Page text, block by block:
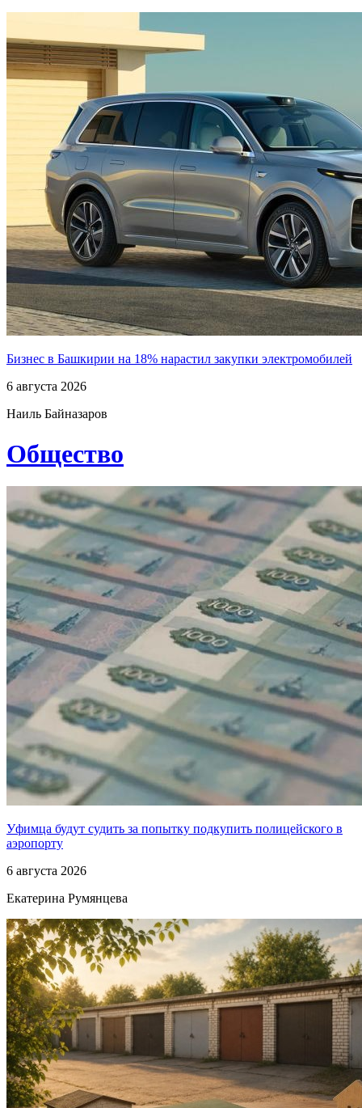
Бизнес в Башкирии на 18% нарастил закупки электромобилей
6 августа 2026
Наиль Байназаров
Общество
Уфимца будут судить за попытку подкупить полицейского в
аэропорту
6 августа 2026
Екатерина Румянцева